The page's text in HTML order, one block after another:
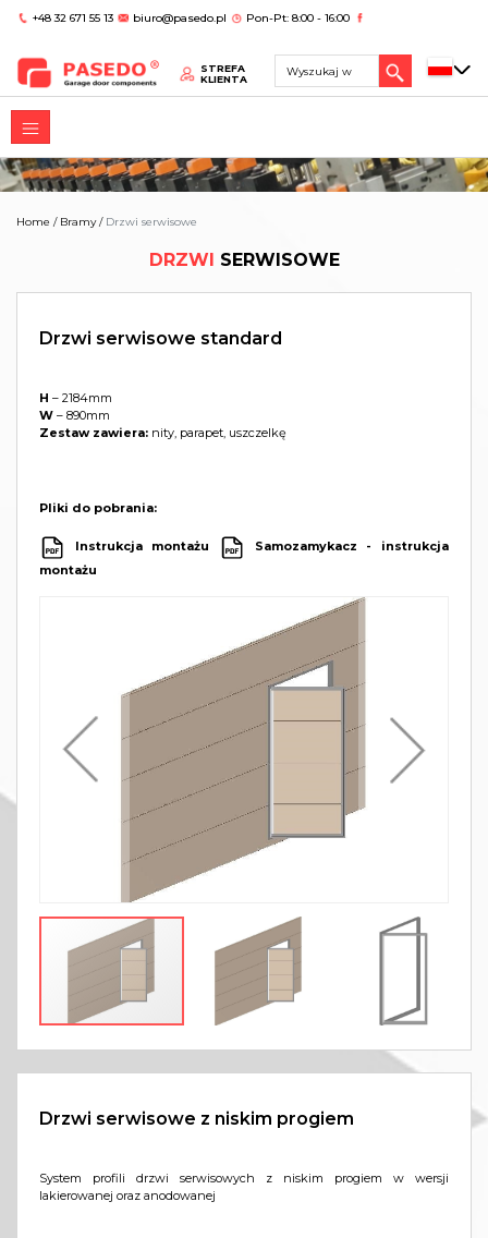
+48 32 671 55 13 biuro@pasedo.pl Pon-Pt: 8:00 - 16:00
STREFA
KLIENTA
Home / Bramy/ Drzwi serwisowe
DRZWI SERWISOWE
Drzwi serwisowe standard
H – 2184mm
W – 890mm
Zestaw zawiera: nity, parapet, uszczelkę
Pliki do pobrania:
Instrukcja montażu
Samozamykacz - instrukcja
montażu
Drzwi serwisowe z niskim progiem
System profili drzwi serwisowych z niskim progiem w wersji
lakierowanej oraz anodowanej